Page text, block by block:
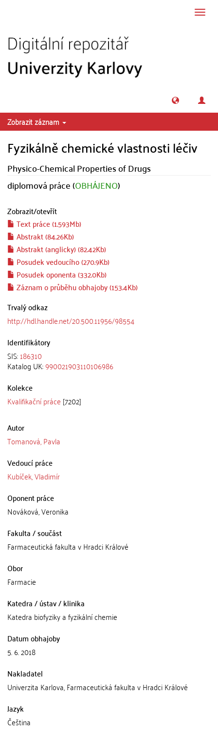
Zobrazit záznam
Fyzikálně chemické vlastnosti léčiv
Physico-Chemical Properties of Drugs
diplomová práce (OBHÁJENO)
Zobrazit/otevřít
Text práce (1.593Mb)
Abstrakt (84.26Kb)
Abstrakt (anglicky) (82.42Kb)
Posudek vedoucího (270.9Kb)
Posudek oponenta (332.0Kb)
Záznam o průběhu obhajoby (153.4Kb)
Trvalý odkaz
http://hdl.handle.net/20.500.11956/98554
Identifikátory
SIS:186310
Katalog UK:990021903110106986
Kolekce
Kvalifikační práce [7202]
Autor
Tomanová, Pavla
Vedoucí práce
Kubíček, Vladimír
Oponent práce
Nováková, Veronika
Fakulta / součást
Farmaceutická fakulta v Hradci Králové
Obor
Farmacie
Katedra / ústav / klinika
Katedra biofyziky a fyzikální chemie
Datum obhajoby
5. 6. 2018
Nakladatel
Univerzita Karlova, Farmaceutická fakulta v Hradci Králové
Jazyk
Čeština